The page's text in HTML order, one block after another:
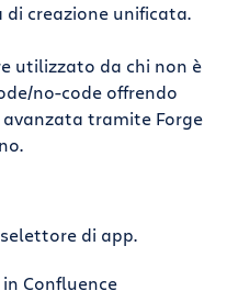
creazione unificata.
utilizzato da chi non è
no-code offrendo
tramite Forge
di app.